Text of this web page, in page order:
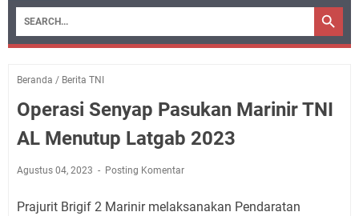
Beranda / Berita TNI
Operasi Senyap Pasukan Marinir TNI
AL Menutup Latgab 2023
Agustus 04, 2023 Posting Komentar
Prajurit Brigif 2 Marinir melaksanakan Pendaratan